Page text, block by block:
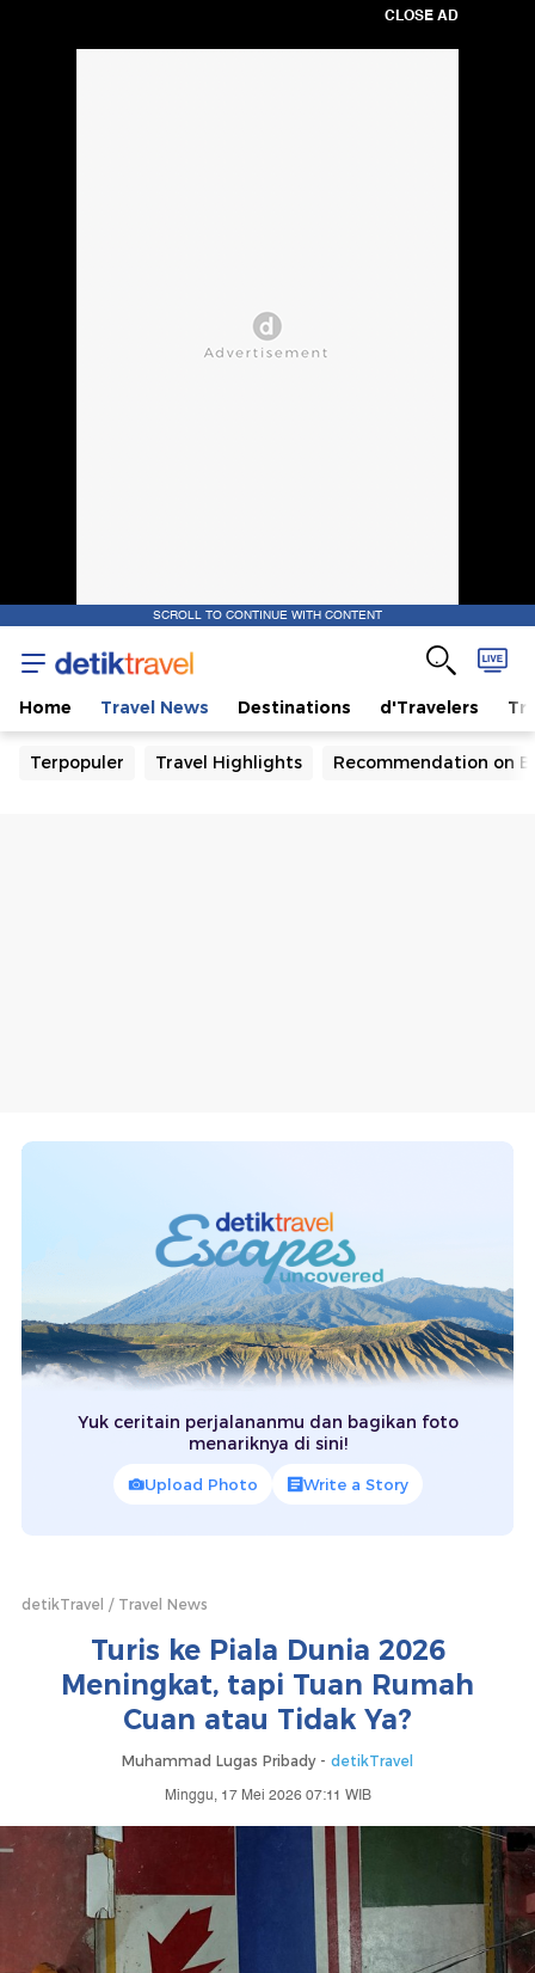
CLOSE AD
SCROLL TO CONTINUE WITH CONTENT
Home Travel News Destinations d'Travelers
Terpopuler Travel Highlights Recommendation on
Yuk ceritain perjalananmu dan bagikan foto
menariknya di sini!
Upload Photo Write a Story
detikTravel Travel News
Turis ke Piala Dunia 2026
Meningkat, tapi Tuan Rumah
Cuan atau Tidak Ya?
Muhammad Lugas Pribady - detikTravel
Minggu, 17 Mei 2026 07:11 WIB